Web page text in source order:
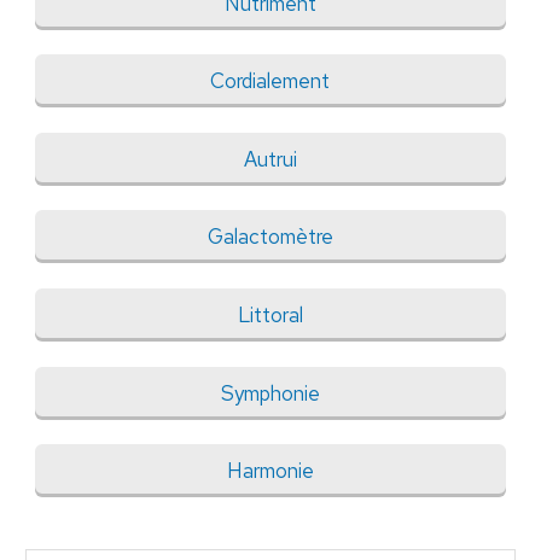
Cordialement
Autrui
Galactomètre
Littoral
Symphonie
Harmonie